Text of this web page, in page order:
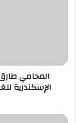
للغات
وتأجيل
المحامي
الإسكندرية
الوطن